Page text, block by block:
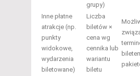
grupy)
Inne płatne
atrakcje (np.
punkty
widokowe,
wydarzenia
biletowane)
Liczba
biletów ×
cena wg
cennika lub
wariantu
biletu